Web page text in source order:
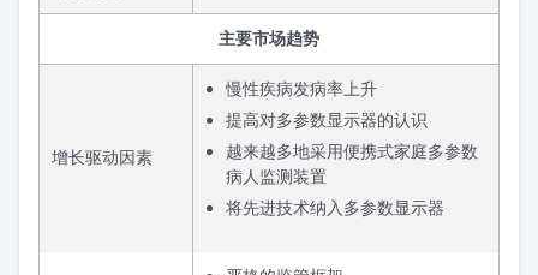
主要市场趋势
增长驱动因素
慢性疾病发病率上升
提高对多参数显示器的认识
越来越多地采用便携式家庭多参数
病人监测装置
将先进技术纳入多参数显示器